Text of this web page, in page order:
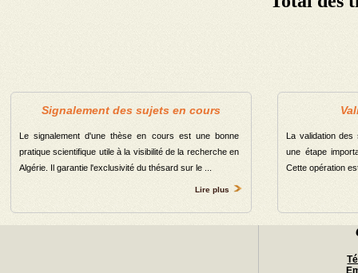
Signalement des sujets en cours
Le signalement d'une thèse en cours est une bonne
pratique scientifique utile à la visibilité de la recherche en
Algérie. Il garantie l'exclusivité du thésard sur le ...
Lire plus
La validation
une étape
Cette opération